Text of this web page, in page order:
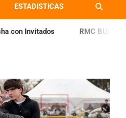
ESTADISTICAS
RMC BUENOS AIRES: Cerró una